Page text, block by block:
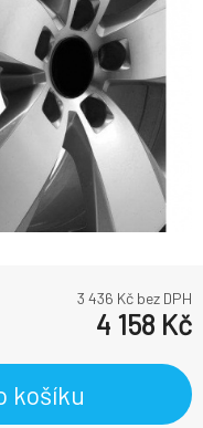
3 436 Kč bez DPH
4 158 Kč
košíku